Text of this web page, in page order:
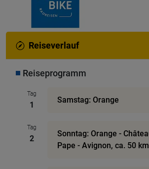
Reiseverlauf
Reiseprogramm
Tag
1
Samstag: Orange
Tag
2
Sonntag: Orange -
Pape - Avignon, ca. 50 km